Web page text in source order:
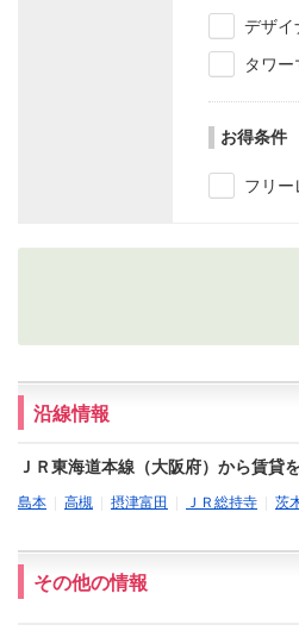
デザイ
タワ
お得条件
フリー
沿線情報
ＪＲ東海道本線（大阪府）から賃貸
島本 高槻 摂津富田 ＪＲ総持寺 茨
その他の情報